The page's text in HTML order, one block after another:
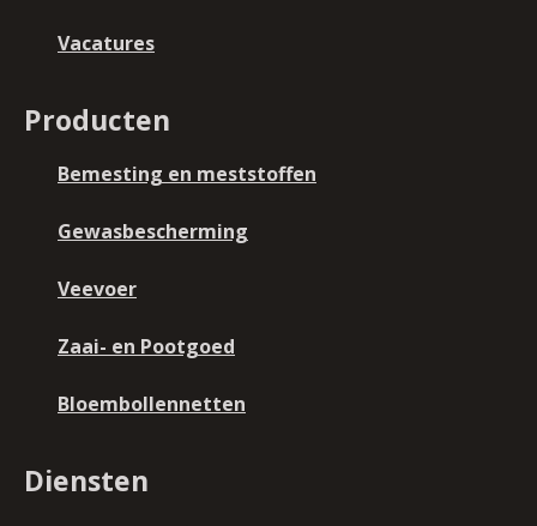
Vacatures
Producten
Bemesting en meststoffen
Gewasbescherming
Veevoer
Zaai- en Pootgoed
Bloembollennetten
Diensten